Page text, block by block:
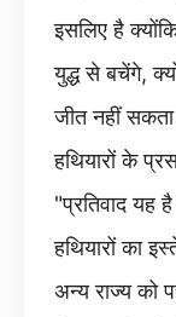
इसलिए है
युद्ध से बचेंगे,
जीत नहीं
हथियारों के
"प्रतिवाद यह
हथियारों का
अन्य राज्य को